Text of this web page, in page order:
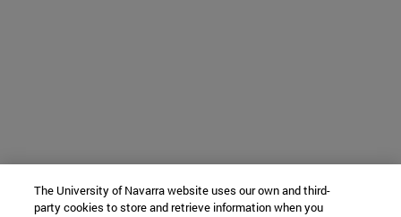
The University of Navarra website uses our own and third-
party cookies to store and retrieve information when you